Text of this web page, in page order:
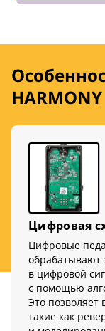
HARMONY
Цифровая
Цифровые
обрабатывают
в цифровой
с помощью
Это позволяет
такие как